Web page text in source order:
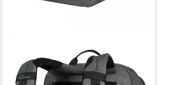
Daypack SMILEYWORLD
BACKPACK